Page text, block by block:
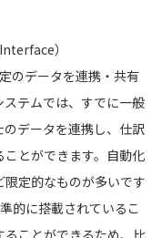
）
のデータを連携・共有
テムでは、すでに一般
データを連携し、仕訳
とができます。自動化
定的なものが多いです
的に搭載されているこ
ことができるため、比